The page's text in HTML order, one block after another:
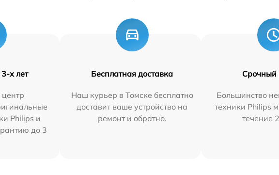
х лет
Philips и
до 3
Бесплатная доставка
Наш курьер в Томске бесплатно
доставит ваше устройство на
ремонт и обратно.
Срочный
Большинство
техники Philips
течение